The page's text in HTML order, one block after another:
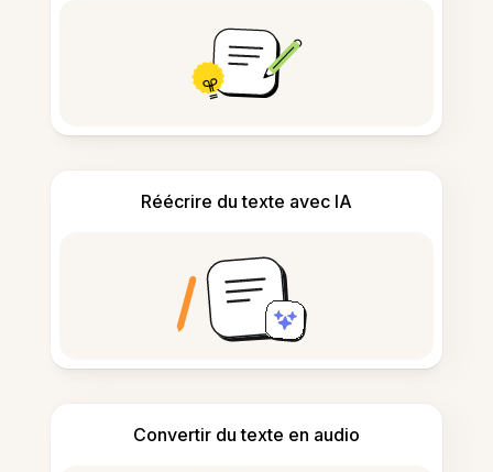
Réécrire du texte avec IA
Convertir du texte en audio